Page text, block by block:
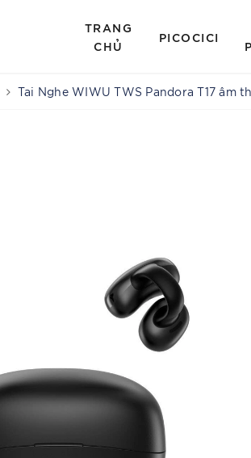
TRANG
CHỦ
PICOCICI
Tai Nghe WIWU TWS Pandora T17 âm